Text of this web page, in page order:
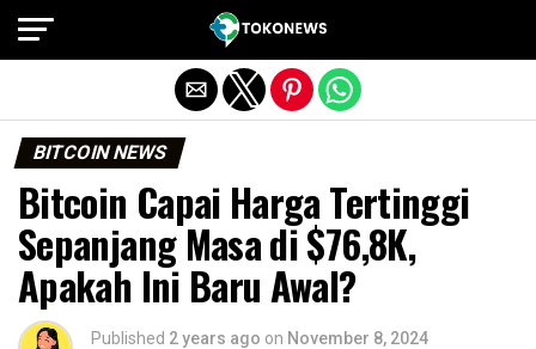
BITCOIN NEWS
Bitcoin Capai Harga Tertinggi
Sepanjang Masa di $76,8K,
Apakah Ini Baru Awal?
Published 2 years ago on November 8, 2024
Exit mobile version